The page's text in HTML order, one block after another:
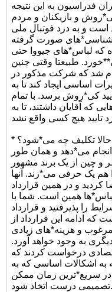
فدراسیون به این نتیجه
و بازیکنان و مردم
و به درد فوتبال ملی
صورت گرفته
که لباس*های جیووا حتی
طبیعتا وقتی چنین
شد که شرکت مذکور در
اساسی ایجاد کند تا به
کی*روش برسد. با تمام
که آقایان داشتند، تا به
* حالا تکلیف چه می*شود؟
می*دهد و همان طور
و چین از یک برند مشهور
هم یک حرفی می*زند. آنها
کردید و در همین قرارداد
همین است. شما با
را پذیرفتید و قرارداد
که ادامه این قرارداد از
و هزینه*های زیادی
به وجود خواهد آورد.
درخواست کردند که
به اشکالات اساسی که به
سریع*ترین زمان ممکن
تصمیمی درست اتخاذ شود.